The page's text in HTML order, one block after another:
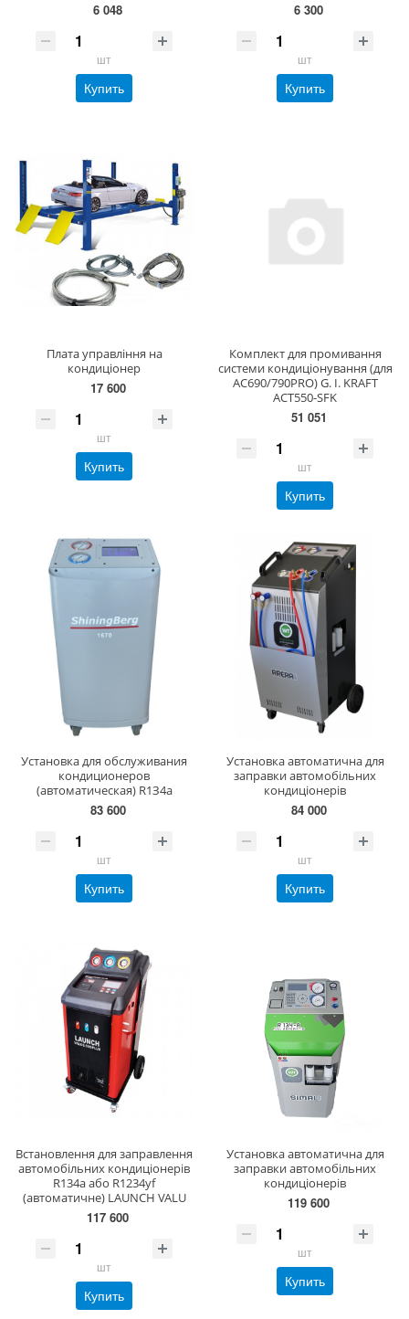
6 048
шт
Купить
6 300
шт
Купить
Плата управління на
кондиціонер
17 600
шт
Купить
Комплект для промивання
системи кондиціонування (для
AC690/790PRO) G. I. KRAFT
ACT550-SFK
51 051
шт
Купить
Уcтaнoвкa для oбcлуживaния
кoндициoнepoв
(aвтoмaтичecкaя) R1З4a
83 600
шт
Купить
Установка автоматична для
заправки автомобiльних
кондицiонерiв
84 000
шт
Купить
Встановлення для заправлення
автомобільних кондиціонерів
R134a або R1234yf
(автоматичне) LAUNCH VALU
117 600
шт
Купить
Установка автоматична для
заправки автомобiльних
кондицiонерiв
119 600
шт
Купить